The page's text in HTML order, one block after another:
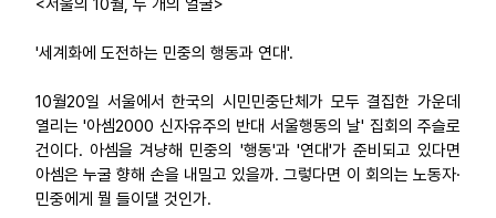
<서울의 10월, 두 개의 얼굴>
'세계화에 도전하는 민중의 행동과 연대'.
10월20일 서울에서 한국의 시민민중단체가 모두 결집한 가운데
열리는 '아셈2000 신자유주의 반대 서울행동의 날' 집회의 주슬로
건이다. 아셈을 겨냥해 민중의 '행동'과 '연대'가 준비되고 있다면
아셈은 누굴 향해 손을 내밀고 있을까. 그렇다면 이 회의는 노동자·
민중에게 뭘 들이댈 것인가.